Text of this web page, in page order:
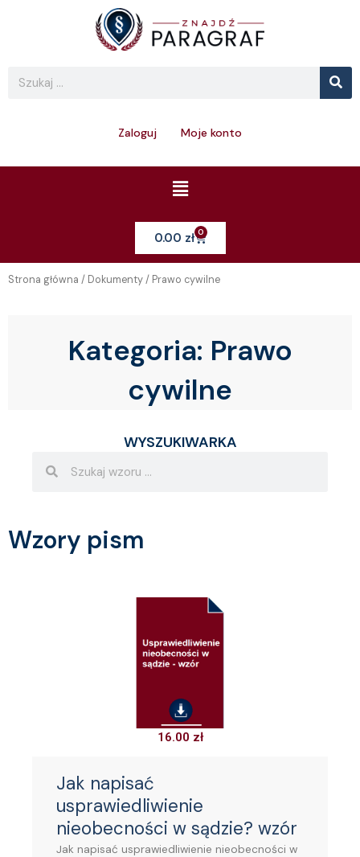
Search
Zaloguj Moje konto
Menu
0.00 zł 0Cart
Strona główna / Dokumenty/ Prawo cywilne
Kategoria: Prawo
cywilne
WYSZUKIWARKA
Wzory pism
16.00 zł
Jak napisać
usprawiedliwienie
nieobecności w sądzie? wzór
Jak napisać usprawiedliwienie nieobecności w